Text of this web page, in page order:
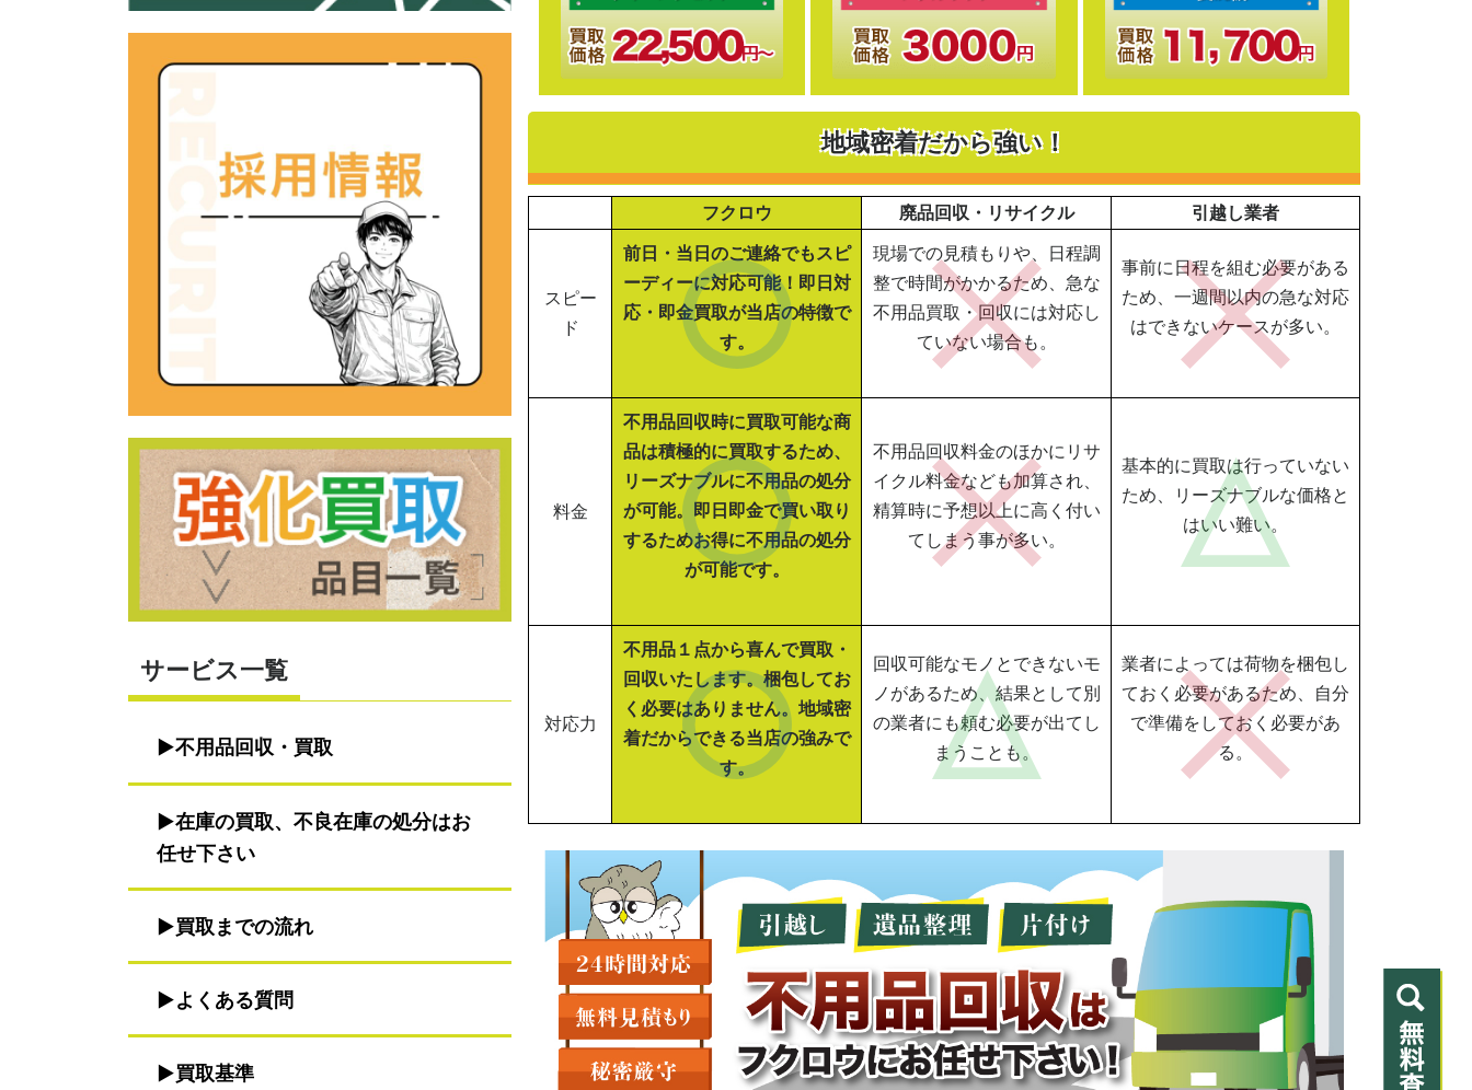
サービス一覧
不用品回収・買取
在庫の買取、不良在庫の処分はお
任せ下さい
買取までの流れ
よくある質問
買取基準
地域密着だから強い！
フクロウ 廃品回収・リサイクル 引越し業者
スピー
ド
前日・当日のご連絡でもスピ
ーディーに対応可能！即日対
応・即金買取が当店の特徴で
す。
現場での見積もりや、日程調
整で時間がかかるため、急な
不用品買取・回収には対応し
ていない場合も。
事前に日程を組む必要がある
ため、一週間以内の急な対応
はできないケースが多い。
料金
不用品回収時に買取可能な商
品は積極的に買取するため、
リーズナブルに不用品の処分
が可能。即日即金で買い取り
するためお得に不用品の処分
が可能です。
不用品回収料金のほかにリサ
イクル料金なども加算され、
精算時に予想以上に高く付い
てしまう事が多い。
基本的に買取は行っていない
ため、リーズナブルな価格と
はいい難い。
対応力
不用品１点から喜んで買取・
回収いたします。梱包してお
く必要はありません。地域密
着だからできる当店の強みで
す。
回収可能なモノとできないモ
ノがあるため、結果として別
の業者にも頼む必要が出てし
まうことも。
業者によっては荷物を梱包し
ておく必要があるため、自分
で準備をしておく必要があ
る。